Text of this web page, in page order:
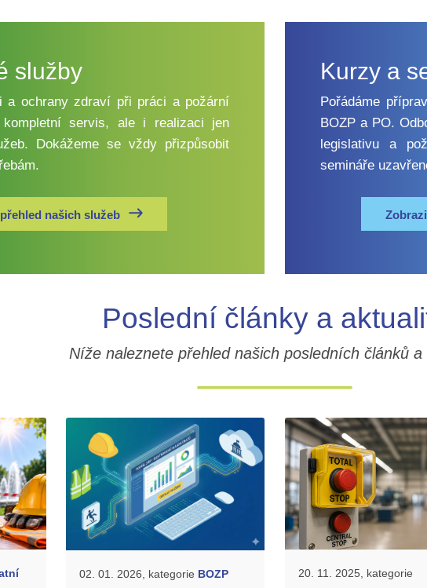
služby
a ochrany zdraví při práci a požární
kompletní servis, ale i realizaci jen
Dokážeme se vždy přizpůsobit
našich služeb
Kurzy a
Pořádáme
BOZP a PO.
legislativu a
semináře
Poslední články a
Níže naleznete přehled našich posledních článků a
02. 01. 2026, kategorie BOZP
20. 11. 2025, kategorie